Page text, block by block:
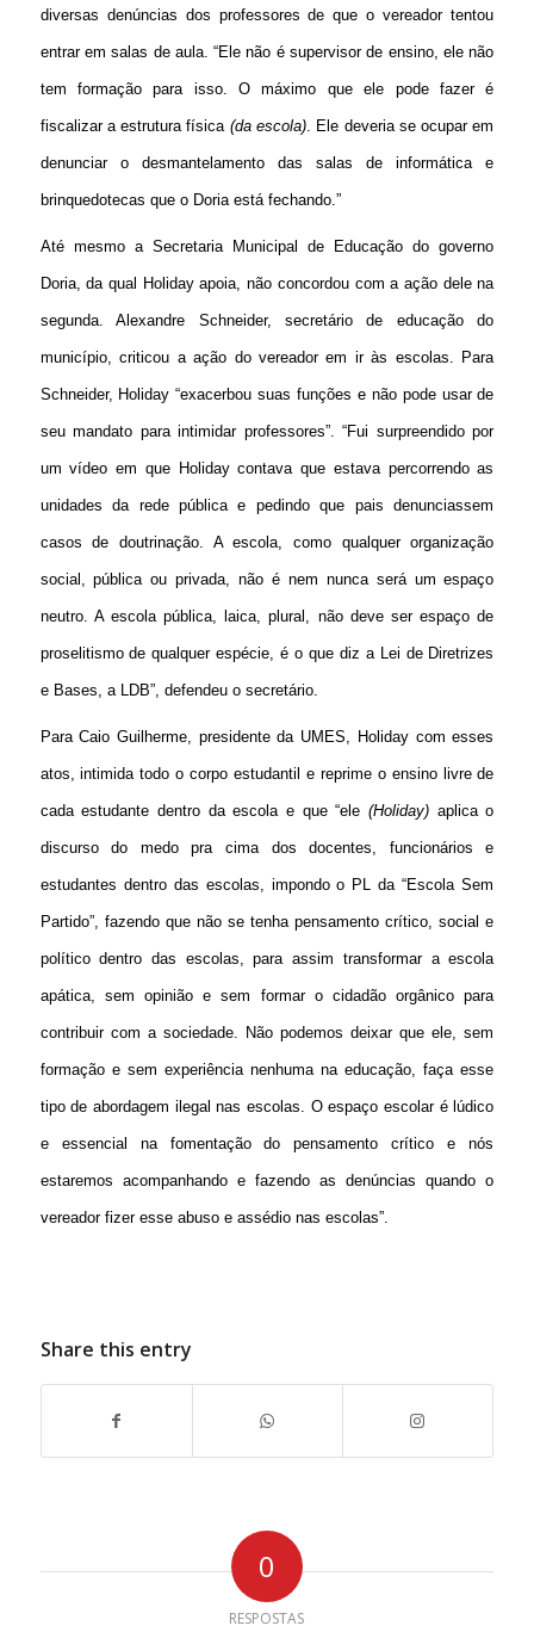
diversas denúncias dos professores de que o vereador tentou
entrar em salas de aula. “Ele não é supervisor de ensino, ele não
tem formação para isso. O máximo que ele pode fazer é
fiscalizar a estrutura física (da escola). Ele deveria se ocupar em
denunciar o desmantelamento das salas de informática e
brinquedotecas que o Doria está fechando.”
Até mesmo a Secretaria Municipal de Educação do governo
Doria, da qual Holiday apoia, não concordou com a ação dele na
segunda. Alexandre Schneider, secretário de educação do
município, criticou a ação do vereador em ir às escolas. Para
Schneider, Holiday “exacerbou suas funções e não pode usar de
seu mandato para intimidar professores”. “Fui surpreendido por
um vídeo em que Holiday contava que estava percorrendo as
unidades da rede pública e pedindo que pais denunciassem
casos de doutrinação. A escola, como qualquer organização
social, pública ou privada, não é nem nunca será um espaço
neutro. A escola pública, laica, plural, não deve ser espaço de
proselitismo de qualquer espécie, é o que diz a Lei de Diretrizes
e Bases, a LDB”, defendeu o secretário.
Para Caio Guilherme, presidente da UMES, Holiday com esses
atos, intimida todo o corpo estudantil e reprime o ensino livre de
cada estudante dentro da escola e que “ele(Holiday) aplica o
discurso do medo pra cima dos docentes, funcionários e
estudantes dentro das escolas, impondo o PL da “Escola Sem
Partido”, fazendo que não se tenha pensamento crítico, social e
político dentro das escolas, para assim transformar a escola
apática, sem opinião e sem formar o cidadão orgânico para
contribuir com a sociedade. Não podemos deixar que ele, sem
formação e sem experiência nenhuma na educação, faça esse
tipo de abordagem ilegal nas escolas. O espaço escolar é lúdico
e essencial na fomentação do pensamento crítico e nós
estaremos acompanhando e fazendo as denúncias quando o
vereador fizer esse abuso e assédio nas escolas”.
Share this entry
0
RESPOSTAS